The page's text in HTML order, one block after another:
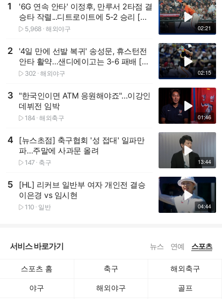
02:21
1
'6G 연속 안타' 이정후, 만루서 2타점 결
승타 작렬...디트로이트에 5-2 승리 [스
포타임#뉴스]
5,968 해외야구
02:15
2
'4일 만에 선발 복귀' 송성문, 휴스턴전
안타 활약…샌디에이고는 3-6 패배 [스
포타임#뉴스]
302 해외야구
01:46
3
"한국인이면 ATM 응원해야죠"…이강인
데뷔전 임박
184 해외축구
13:44
4
[뉴스초점] 축구협회 '성 접대' 일파만
파…주말에 사과문 올려
147 축구
04:44
5
[HL] 리커브 일반부 여자 개인전 결승
이은경 vs 임시현
110 일반
서비스 바로가기 뉴스 연예 스포츠
스포츠 홈 축구 해외축구
야구 해외야구 골프